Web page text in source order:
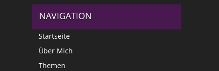
NAVIGATION
Startseite
Über Mich
Themen